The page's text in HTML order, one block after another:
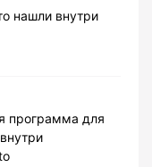
нашли внутри
программа для